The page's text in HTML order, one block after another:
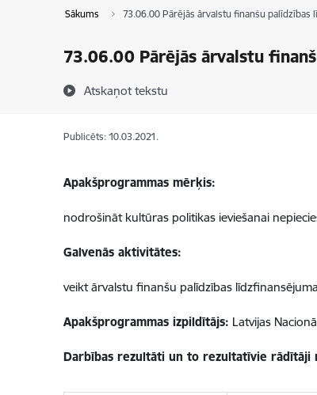
Sākums 73.06.00 Pārējās ārvalstu finanšu palīdzības
73.06.00 Pārējās ārvalstu
Atskaņot tekstu
Publicēts: 10.03.2021.
Apakšprogrammas mērķis:
nodrošināt kultūras politikas ieviešanai
Galvenās aktivitātes:
veikt ārvalstu finanšu palīdzības
Apakšprogrammas izpildītājs: Latvijas
Darbības rezultāti un to rezultatīvie rādītāji